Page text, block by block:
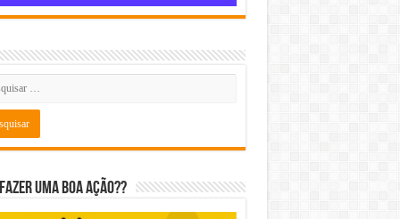
uma boa ação??